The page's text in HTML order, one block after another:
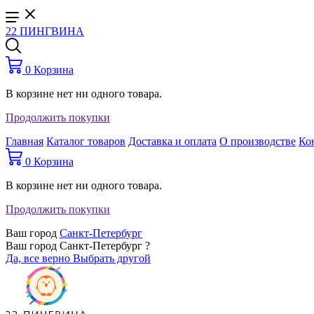
22 ПИНГВИНА
0 Корзина
В корзине нет ни одного товара.
Продолжить покупки
Главная Каталог товаров Доставка и оплата О производстве
0 Корзина
В корзине нет ни одного товара.
Продолжить покупки
Ваш город Санкт-Петербург
Ваш город Санкт-Петербург ?
Да, все верно Выбрать другой